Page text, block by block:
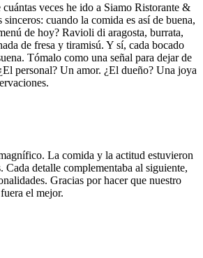
veces he ido a Siamo Ristorante &
sinceros: cuando la comida es así de buena,
de hoy? Ravioli di aragosta, burrata,
de fresa y tiramisú. Y sí, cada bocado
Tómalo como una señal para dejar de
personal? Un amor. ¿El dueño? Una joya
La comida y la actitud estuvieron
Cada detalle complementaba al siguiente,
Gracias por hacer que nuestro
el mejor.